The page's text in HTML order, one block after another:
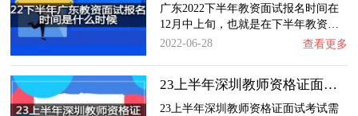
广东2022下半年教资面试报名时间在
12月中上旬，也就是在下半年教资…
2022-06-28
查看更多
23上半年深圳教师资格证面试需要什么？
23上半年深圳教师资格证面试考试需